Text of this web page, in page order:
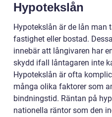
Hypotekslån
Hypotekslån är de lån man
fastighet eller bostad.
innebär att långivaren har
skydd ifall låntagaren inte
Hypotekslån är ofta
många olika faktorer som
bindningstid. Räntan på
nationella räntor som den